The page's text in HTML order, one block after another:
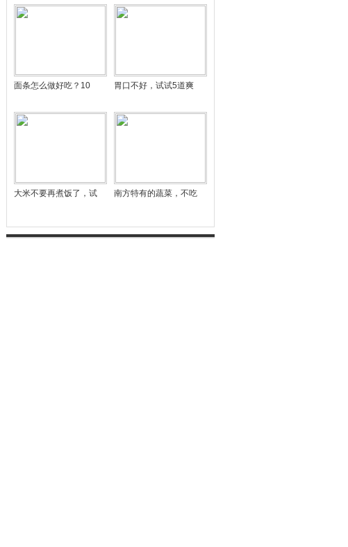
面条怎么做好吃？10 胃口不好，试试5道爽
大米不要再煮饭了，试 南方特有的蔬菜，不吃